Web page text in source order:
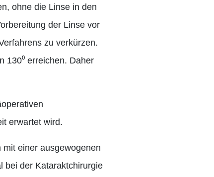
ohne die Linse in den
der Linse vor
zu verkürzen.
130⁰ erreichen. Daher
erwartet wird.
einer ausgewogenen
bei der Kataraktchirurgie